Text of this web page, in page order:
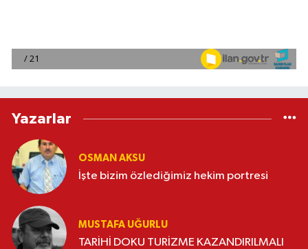
Yazarlar
OSMAN AKSU
İşte bizim özlediğimiz hekim portresi
MUSTAFA UĞURLU
TARİHİ DOKU TURİZME KAZANDIRILMALI